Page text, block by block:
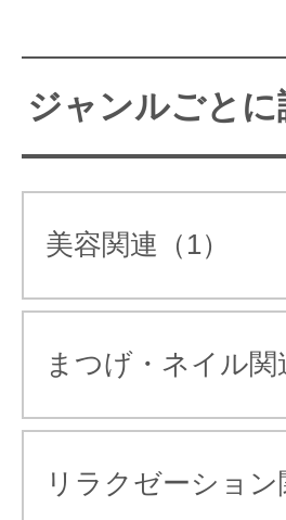
23日(月)空きあり◎
詳しくは【EJA耳
巣駅から西口
雰囲気のサロン
実際のサロンで行
を学べる！
実習重視のわかり
容！
ぜひ当スクールへ
ジャンルごとに
美容関連（1）
まつげ・ネイル関
リラクゼーション